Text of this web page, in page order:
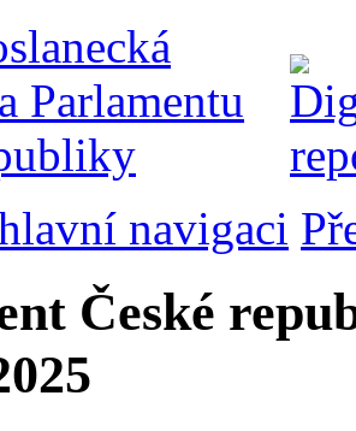
navigaci
České